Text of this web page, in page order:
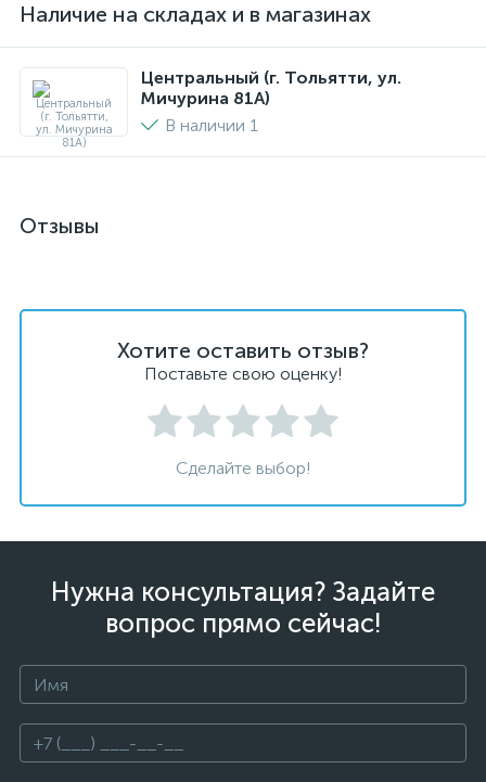
Наличие на складах и в магазинах
Центральный (г. Тольятти, ул.
Мичурина 81А)
В наличии 1
Отзывы
Хотите оставить отзыв?
Поставьте свою оценку!
Сделайте выбор!
Нужна консультация? Задайте
вопрос прямо сейчас!